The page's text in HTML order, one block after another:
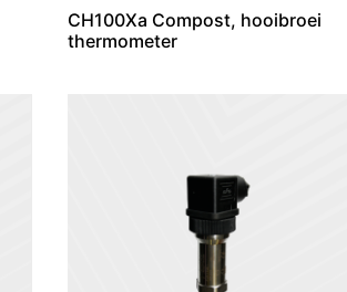
CH100Xa Compost, hooibroei
thermometer